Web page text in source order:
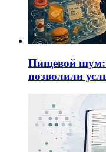
Пищевой шум:
позволили